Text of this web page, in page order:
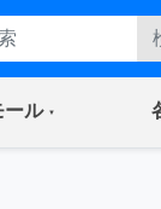
ール(current)